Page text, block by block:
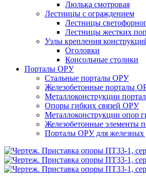
Люлька смотровая
Лестницы с ограждением
Лестницы
Лестницы жестких
Узлы крепления
Оголовки
Консольные столики
Порталы ОРУ
Стальные порталы ОРУ
Железобетонные порталы
Металлоконструкции
Опоры гибких связей ОРУ
Металлоконструкции опор
Железобетонные элементы
Порталы ОРУ для железных